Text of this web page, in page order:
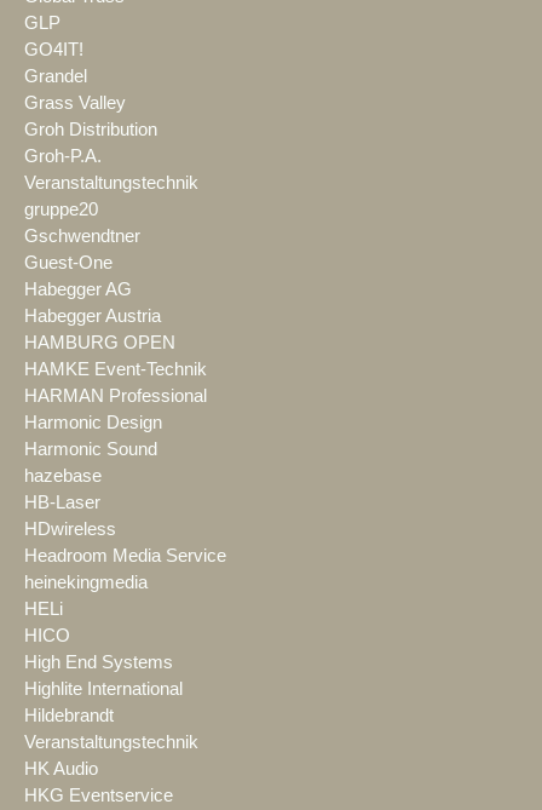
GLP
GO4IT!
Grandel
Grass Valley
Groh Distribution
Groh-P.A.
Veranstaltungstechnik
gruppe20
Gschwendtner
Guest-One
Habegger AG
Habegger Austria
HAMBURG OPEN
HAMKE Event-Technik
HARMAN Professional
Harmonic Design
Harmonic Sound
hazebase
HB-Laser
HDwireless
Headroom Media Service
heinekingmedia
HELi
HICO
High End Systems
Highlite International
Hildebrandt
Veranstaltungstechnik
HK Audio
HKG Eventservice